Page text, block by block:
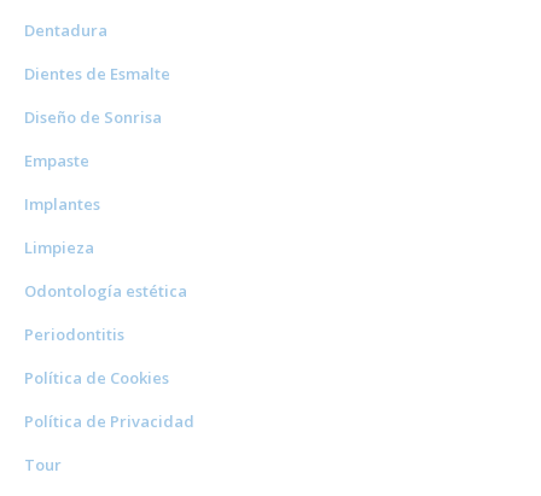
Dentadura
Dientes de Esmalte
Diseño de Sonrisa
Empaste
Implantes
Limpieza
Odontología estética
Periodontitis
Política de Cookies
Política de Privacidad
Tour